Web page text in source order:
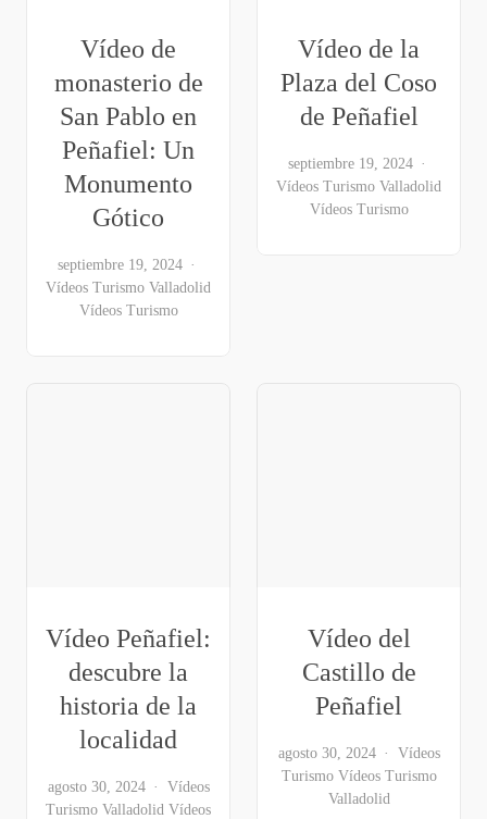
Vídeo de
monasterio de
San Pablo en
Peñafiel: Un
Monumento
Gótico
septiembre 19, 2024
Vídeos Turismo Valladolid
Vídeos Turismo
Vídeo de la
Plaza del Coso
de Peñafiel
septiembre 19, 2024
Vídeos Turismo Valladolid
Vídeos Turismo
Vídeo Peñafiel:
descubre la
historia de la
localidad
agosto 30, 2024
Vídeos
Turismo Valladolid Vídeos
Vídeo del
Castillo de
Peñafiel
agosto 30, 2024
Vídeos
Turismo Vídeos Turismo
Valladolid